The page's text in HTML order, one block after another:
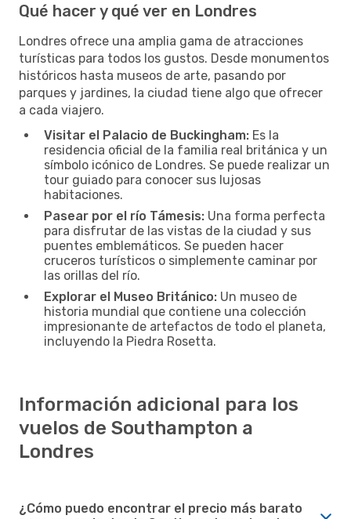
Qué hacer y qué ver en Londres
Londres ofrece una amplia gama de atracciones
turísticas para todos los gustos. Desde monumentos
históricos hasta museos de arte, pasando por
parques y jardines, la ciudad tiene algo que ofrecer
a cada viajero.
Visitar el Palacio de Buckingham: Es la
residencia oficial de la familia real británica y un
símbolo icónico de Londres. Se puede realizar un
tour guiado para conocer sus lujosas
habitaciones.
Pasear por el río Támesis: Una forma perfecta
para disfrutar de las vistas de la ciudad y sus
puentes emblemáticos. Se pueden hacer
cruceros turísticos o simplemente caminar por
las orillas del río.
Explorar el Museo Británico: Un museo de
historia mundial que contiene una colección
impresionante de artefactos de todo el planeta,
incluyendo la Piedra Rosetta.
Información adicional para los
vuelos de Southampton a
Londres
¿Cómo puedo encontrar el precio más barato